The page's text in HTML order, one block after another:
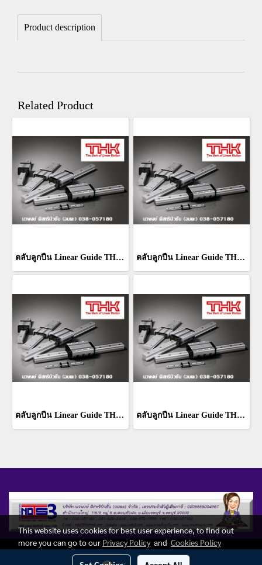
Product description
Related Product
ตลับลูกปืน Linear Guide THK RSR 7WM ตลับลูกปืน Linear Guide THK RSR 5WM
ตลับลูกปืน Linear Guide THK RSR 5WN ตลับลูกปืน Linear Guide THK RSR 7WN
Copy right by ndis3.com
This website uses cookies for best user experience, to find out
more you can go to ourPrivacy PolicyandCookies Policy